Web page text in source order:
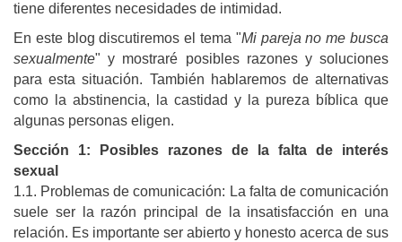
tiene diferentes necesidades de intimidad.
En este blog discutiremos el tema "Mi pareja no me busca
sexualmente" y mostraré posibles razones y soluciones
para esta situación. También hablaremos de alternativas
como la abstinencia, la castidad y la pureza bíblica que
algunas personas eligen.
Sección 1: Posibles razones de la falta de interés
sexual
1.1. Problemas de comunicación: La falta de comunicación
suele ser la razón principal de la insatisfacción en una
relación. Es importante ser abierto y honesto acerca de sus